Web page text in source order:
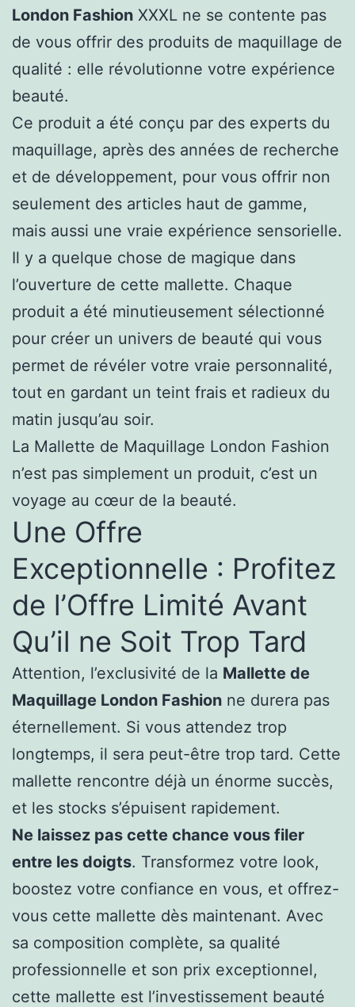
London Fashion XXXL ne se contente pas
de vous offrir des produits de maquillage de
qualité : elle révolutionne votre expérience
beauté.
Ce produit a été conçu par des experts du
maquillage, après des années de recherche
et de développement, pour vous offrir non
seulement des articles haut de gamme,
mais aussi une vraie expérience sensorielle.
Il y a quelque chose de magique dans
l’ouverture de cette mallette. Chaque
produit a été minutieusement sélectionné
pour créer un univers de beauté qui vous
permet de révéler votre vraie personnalité,
tout en gardant un teint frais et radieux du
matin jusqu’au soir.
La Mallette de Maquillage London Fashion
n’est pas simplement un produit, c’est un
voyage au cœur de la beauté.
Une Offre
Exceptionnelle : Profitez
de l’Offre Limité Avant
Qu’il ne Soit Trop Tard
Attention, l’exclusivité de la Mallette de
Maquillage London Fashion ne durera pas
éternellement. Si vous attendez trop
longtemps, il sera peut-être trop tard. Cette
mallette rencontre déjà un énorme succès,
et les stocks s’épuisent rapidement.
Ne laissez pas cette chance vous filer
entre les doigts. Transformez votre look,
boostez votre confiance en vous, et offrez-
vous cette mallette dès maintenant. Avec
sa composition complète, sa qualité
professionnelle et son prix exceptionnel,
cette mallette est l’investissement beauté